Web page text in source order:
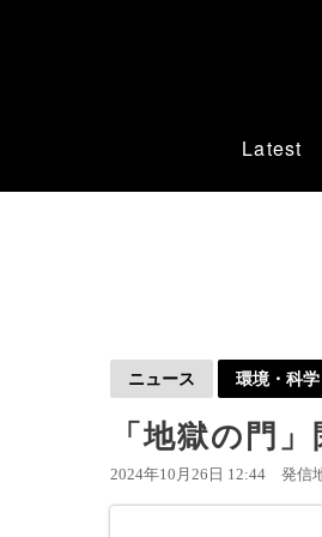
Latest
ニュース 環境・科学
「地獄の門
2024年10月26日 12:44 発信